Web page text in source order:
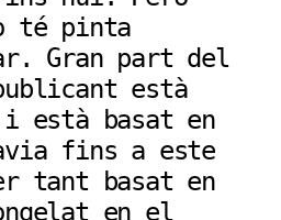
té pinta
Gran part del
està
està basat en
fins a este
tant basat en
en el